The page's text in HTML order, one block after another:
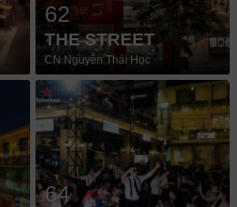
62
THE STREET
CN Nguyễn Thái Học
64